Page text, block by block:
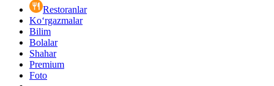
Restoranlar
Ko‘rgazmalar
Bilim
Bolalar
Shahar
Premium
Foto